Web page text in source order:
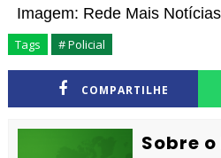
Imagem: Rede Mais
Tags # Policial
COMPARTILHE
Sobre